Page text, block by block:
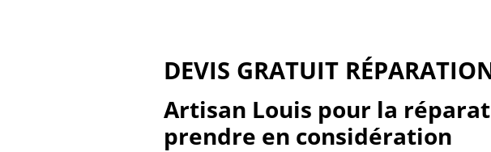
DEVIS GRATUIT
Artisan Louis pour la
prendre en considération